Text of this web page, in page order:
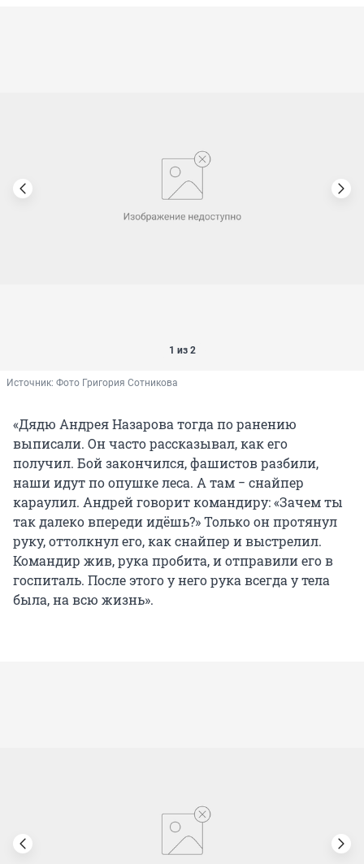
1 из 2
Источник: Фото Григория Сотникова
«Дядю Андрея Назарова тогда по ранению
выписали. Он часто рассказывал, как его
получил. Бой закончился, фашистов разбили,
наши идут по опушке леса. А там − снайпер
караулил. Андрей говорит командиру: «Зачем ты
так далеко впереди идёшь?» Только он протянул
руку, оттолкнул его, как снайпер и выстрелил.
Командир жив, рука пробита, и отправили его в
госпиталь. После этого у него рука всегда у тела
была, на всю жизнь».